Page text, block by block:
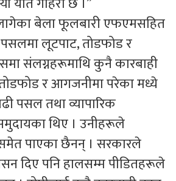
बेला फूलबारी एफएमसहित
लूटपाट, तोडफोड र
संलग्नहरूमाथि कुनै कारबाही
र आगजनीमा परेका मध्ये
पसल तथा व्यापारिक
थिए । उनीहरूले
पाएका छैनन् । सरकारले
दिए पनि हालसम्म पीडितहरूले